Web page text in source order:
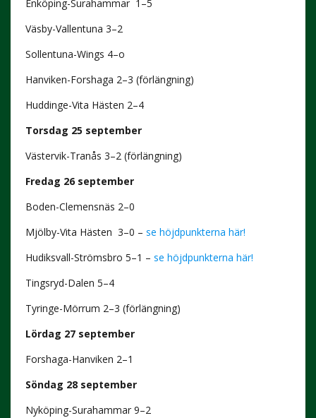
Enköping-Surahammar 1–5
Väsby-Vallentuna 3–2
Sollentuna-Wings 4–o
Hanviken-Forshaga 2–3 (förlängning)
Huddinge-Vita Hästen 2–4
Torsdag 25 september
Västervik-Tranås 3–2 (förlängning)
Fredag 26 september
Boden-Clemensnäs 2–0
Mjölby-Vita Hästen 3–0 – se höjdpunkterna här!
Hudiksvall-Strömsbro 5–1 – se höjdpunkterna här!
Tingsryd-Dalen 5–4
Tyringe-Mörrum 2–3 (förlängning)
Lördag 27 september
Forshaga-Hanviken 2–1
Söndag 28 september
Nyköping-Surahammar 9–2